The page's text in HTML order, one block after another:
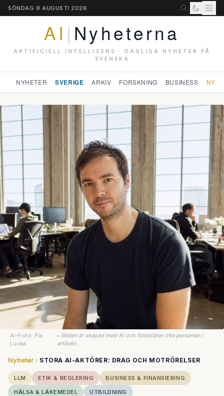
SÖNDAG 9 AUGUSTI 2026
AI | Nyheterna
ARTIFICIELL INTELLIGENS · DAGLIGA NYHETER PÅ
SVENSKA
NYHETER SVERIGE ARKIV FORSKNING BUSINESS
AI-Foto: Pia
Luuka
• Bilden är skapad med AI och föreställer inte personen i
artikeln.
Nyheter STORA AI-AKTÖRER: DRAG OCH MOTRÖRELSER
LLM ETIK & REGLERING
BUSINESS & FINANSIERING
HÄLSA & LÄKEMEDEL
UTBILDNING